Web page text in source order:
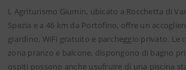
L Agriturismo Giumin, ubicato a Rocchetta di
Spezia e a 46 km da Portofino, offre un
giardino, WiFi gratuito e parcheggio privato. Le
zona pranzo e balcone, dispongono di bagno
ospiti possono anche usufruire di una piscina